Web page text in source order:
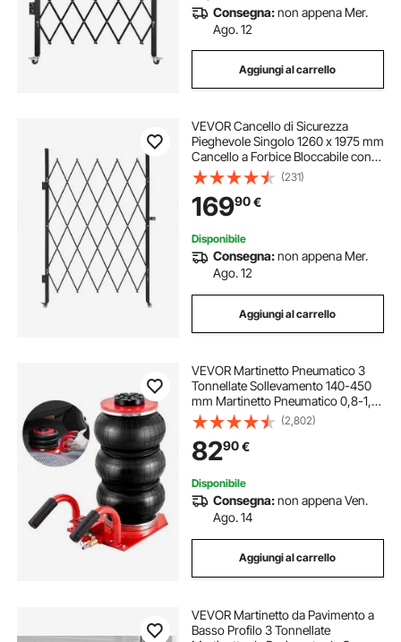
Consegna:non appena Mer.
Ago. 12
Aggiungi al carrello
VEVOR Cancello di Sicurezza
Pieghevole Singolo 1260 x 1975 mm
Cancello a Forbice Bloccabile con
Ruote Girevoli a 360° Cancelletto
Retrattile in Acciaio, per Sicurezza di
Ingressi, Garage, Magazzini
(231)
16990€
Disponibile
Consegna:non appena Mer.
Ago. 12
Aggiungi al carrello
VEVOR Martinetto Pneumatico 3
Tonnellate Sollevamento 140-450
mm Martinetto Pneumatico 0,8-1,0
MPa, Martinetto Portatile 3 Cuscini
d'Aria per Riparazione Auto
Manutenzione SUV Pickup Officina
Garage
(2,802)
8290€
Disponibile
Consegna:non appena Ven.
Ago. 14
Aggiungi al carrello
VEVOR Martinetto da Pavimento a
Basso Profilo 3 Tonnellate